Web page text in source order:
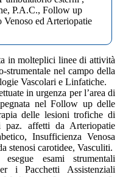
P.A.C., Follow up
Venoso ed Arteriopatie
in molteplici linee di attività
nel campo della
Vascolari e Linfatiche.
in urgenza per l’area di
nel Follow up delle
delle lesioni trofiche di
paz. affetti da Arteriopatie
Insufficienza Venosa
stenosi carotidee, Vasculiti.
esami strumentali
i Pacchetti Assistenziali